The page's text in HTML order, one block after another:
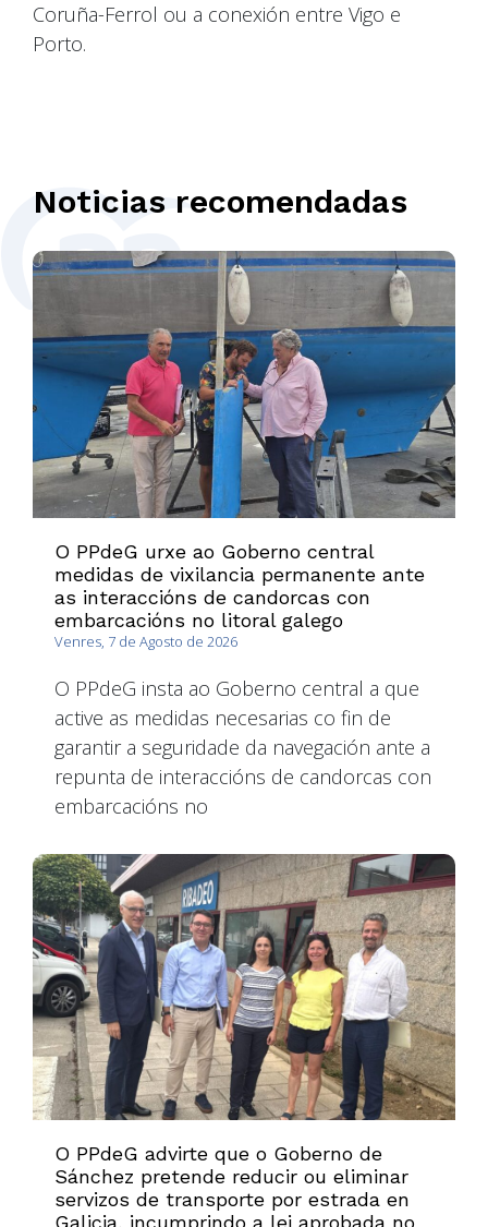
Coruña-Ferrol ou a conexión entre Vigo e
Porto.
Noticias recomendadas
O PPdeG urxe ao Goberno central
medidas de vixilancia permanente ante
as interaccións de candorcas con
embarcacións no litoral galego
Venres, 7 de Agosto de 2026
O PPdeG insta ao Goberno central a que
active as medidas necesarias co fin de
garantir a seguridade da navegación ante a
repunta de interaccións de candorcas con
embarcacións no
O PPdeG advirte que o Goberno de
Sánchez pretende reducir ou eliminar
servizos de transporte por estrada en
Galicia, incumprindo a lei aprobada no